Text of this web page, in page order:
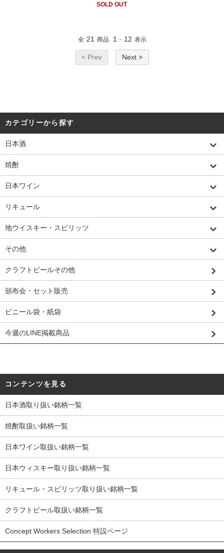
SOLD OUT
全 21 商品 1 - 12 表示
< Prev Next >
カテゴリーから探す
日本酒
焼酎
日本ワイン
リキュール
地ウイスキー・スピリッツ
その他
クラフトビールその他
頒布会・セット販売
ビニール袋・紙袋
今週のLINE掲載商品
コンテンツを見る
日本酒取り扱い銘柄一覧
焼酎取扱い銘柄一覧
日本ワイン取扱い銘柄一覧
日本ウィスキー取り扱い銘柄一覧
リキュール・スピリッツ取り扱い銘柄一覧
クラフトビール取扱い銘柄一覧
Concept Workers Selection 特設ページ